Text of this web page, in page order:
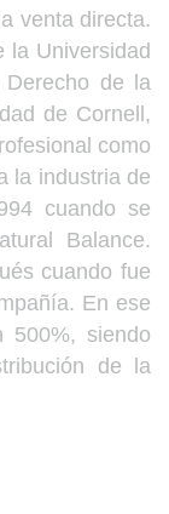
venta directa.
la Universidad
de la
de Cornell,
como
la industria de
cuando se
Balance.
cuando fue
En ese
500%, siendo
de la